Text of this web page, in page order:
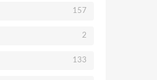
157
2
133